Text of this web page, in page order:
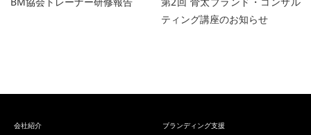
ティング講座のお知らせ
会社紹介
ブランディング支援